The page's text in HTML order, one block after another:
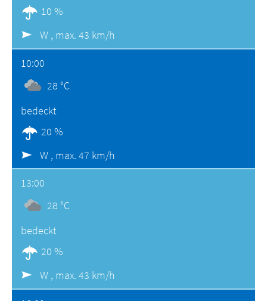
10 %
W , max. 43 km/h
10:00
28 °C
bedeckt
20 %
W , max. 47 km/h
13:00
28 °C
bedeckt
20 %
W , max. 43 km/h